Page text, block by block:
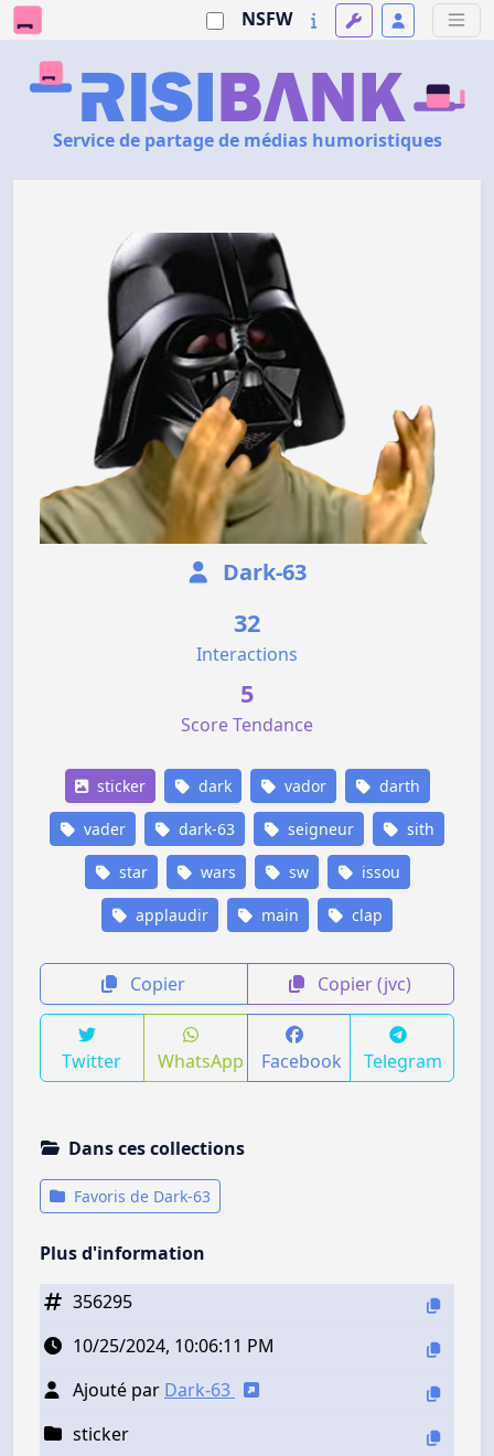
NSFW
Service de partage de médias humoristiques
Dark-63
32
Interactions
5
Score Tendance
sticker dark vador darth
vader dark-63 seigneur sith
star wars sw issou
applaudir main clap
Copier Copier (jvc)
Twitter WhatsApp Facebook Telegram
Dans ces collections
Favoris de Dark-63
Plus d'information
356295
10/25/2024, 10:06:11 PM
Ajouté par Dark-63
sticker